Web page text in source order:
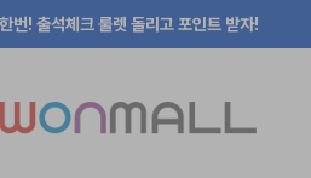
가입하고 첫구매 혜택 받아가세요!